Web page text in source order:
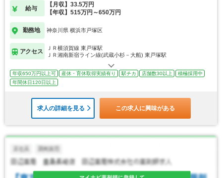
給与
【月収】33.5万円
【年収】515万円～650万円
勤務地 神奈川県 横浜市戸塚区
アクセス
ＪＲ横須賀線 東戸塚駅
ＪＲ湘南新宿ライン線(武蔵小杉－大船) 東戸塚駅
年収650万円以上可 産休・育休取得実績有り 駅チカ 店舗数30以上
積極採用中
年間休日120日以上
求人の詳細を見る この求人に興味がある